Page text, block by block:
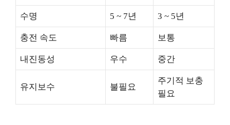
수명 5 ~ 7년 3 ~ 5년
충전 속도 빠름 보통
내진동성 우수 중간
유지보수 불필요
주기적 보충
필요